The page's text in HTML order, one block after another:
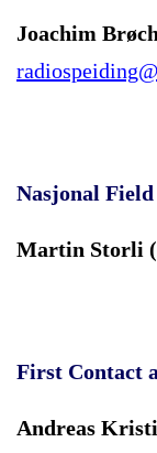
Joachim
Nasjonal
Martin Storli
First Contact
Andreas